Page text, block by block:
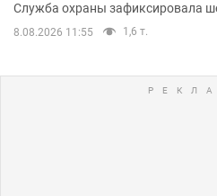
Служба охраны зафиксировала
8.08.2026 11:55 1,6 т.